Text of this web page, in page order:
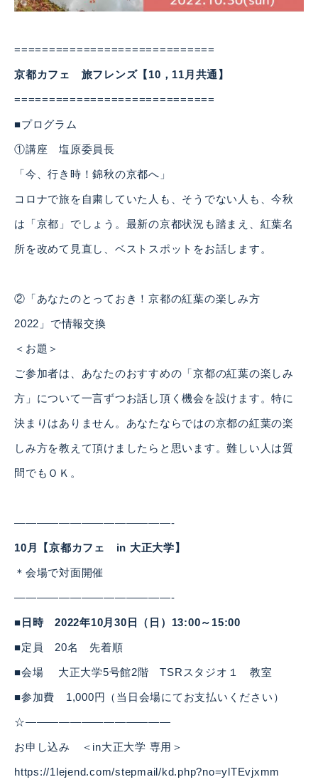
=============================
京都カフェ 旅フレンズ【10，11月共通】
=============================
■プログラム
①講座 塩原委員長
「今、行き時！錦秋の京都へ」
コロナで旅を自粛していた人も、そうでない人も、今秋
は「京都」でしょう。最新の京都状況も踏まえ、紅葉名
所を改めて見直し、ベストスポットをお話します。
②「あなたのとっておき！京都の紅葉の楽しみ方
2022」で情報交換
＜お題＞
ご参加者は、あなたのおすすめの「京都の紅葉の楽しみ
方」について一言ずつお話し頂く機会を設けます。特に
決まりはありません。あなたならではの京都の紅葉の楽
しみ方を教えて頂けましたらと思います。難しい人は質
問でもＯＫ。
——————————————-
10月【京都カフェ in 大正大学】
＊会場で対面開催
——————————————-
■日時 2022年10月30日（日）13:00～15:00
■定員 20名 先着順
■会場 大正大学5号館2階 TSRスタジオ１ 教室
■参加費 1,000円（当日会場にてお支払いください）
☆—————————————
お申し込み ＜in大正大学 専用＞
https://1lejend.com/stepmail/kd.php?no=ylTEvjxmm